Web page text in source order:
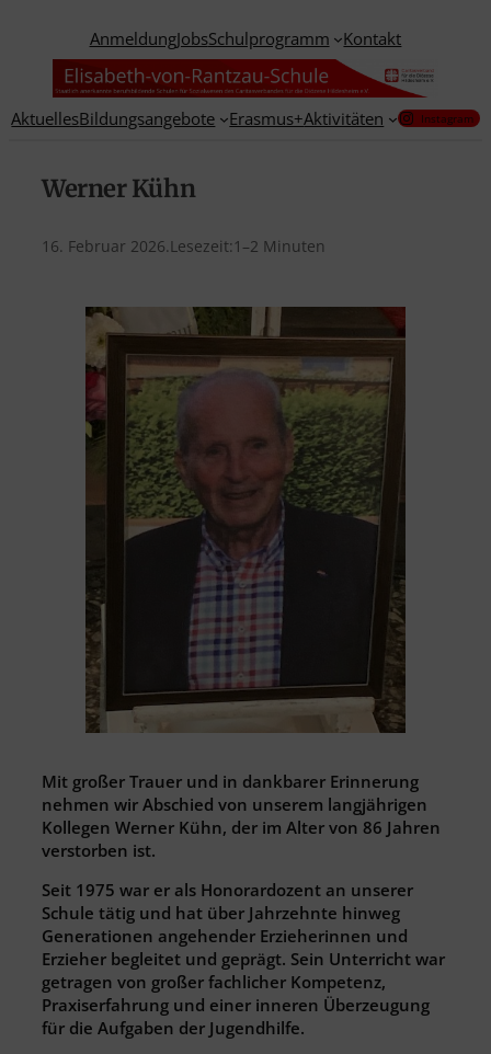
AnmeldungJobsSchulprogramm Kontakt
AktuellesBildungsangebote Erasmus+Aktivitäten Instagram
Werner Kühn
16. Februar 2026.Lesezeit: 1–2 Minuten
Mit großer Trauer und in dankbarer Erinnerung
nehmen wir Abschied von unserem langjährigen
Kollegen Werner Kühn, der im Alter von 86 Jahren
verstorben ist.
Seit 1975 war er als Honorardozent an unserer
Schule tätig und hat über Jahrzehnte hinweg
Generationen angehender Erzieherinnen und
Erzieher begleitet und geprägt. Sein Unterricht war
getragen von großer fachlicher Kompetenz,
Praxiserfahrung und einer inneren Überzeugung
für die Aufgaben der Jugendhilfe.